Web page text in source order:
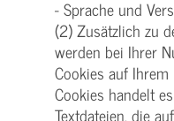
- Sprache und
(2) Zusätzlich zu
werden bei Ihrer
Cookies auf
Cookies handelt
Textdateien, die